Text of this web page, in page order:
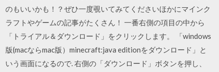
のもいいかも！？ぜひ一度覗いてみてくださいほかにマインク
ラフトやゲームの記事がたくさん！ 一番右側の項目の中から
「トライアル＆ダウンロード」をクリックします。 「windows
版(macならmac版）minecraft:java editionをダウンロード」と
いう画面になるので. 右側の「ダウンロード」ボタンを押し、